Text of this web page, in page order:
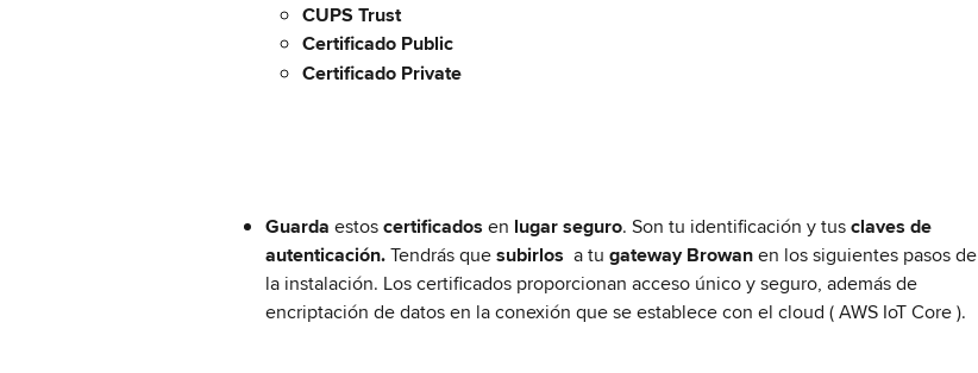
CUPS Trust
Certificado Public
Certificado Private
Guarda estos certificados en lugar seguro. Son tu identificación y tus claves de
autenticación. Tendrás que subirlos a tu gateway Browan en los siguientes pasos de
la instalación. Los certificados proporcionan acceso único y seguro, además de
encriptación de datos en la conexión que se establece con el cloud ( AWS IoT Core ).